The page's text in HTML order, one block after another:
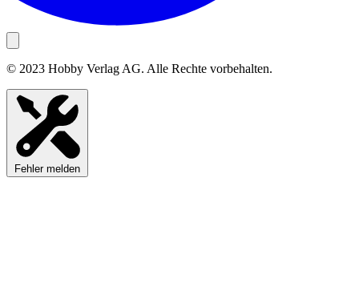
© 2023 Hobby Verlag AG. Alle Rechte vorbehalten.
Fehler melden